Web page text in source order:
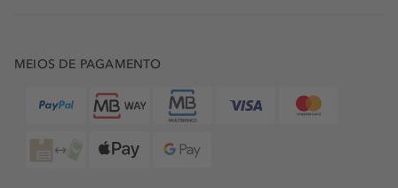
MEIOS DE PAGAMENTO